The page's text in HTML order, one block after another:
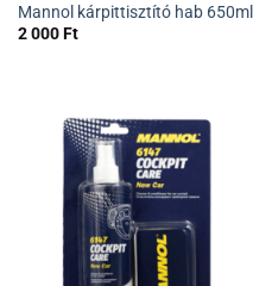
Mannol kárpittisztító hab 650ml
2 000Ft